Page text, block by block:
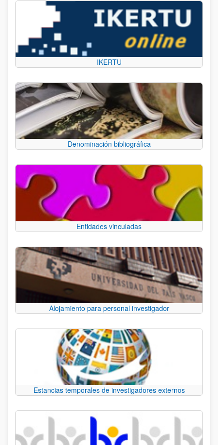
IKERTU
Denominación bibliográfica
Entidades vinculadas
Alojamiento para personal investigador
Estancias temporales de investigadores externos